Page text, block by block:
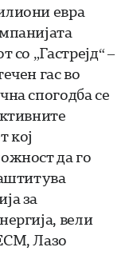
евра
со „Гастрејд“ –
гас во
спогодба се
кој
да го
за
вели
Лазо